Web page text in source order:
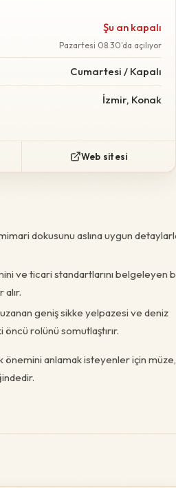
Şu an kapalı
Pazartesi 08.30'da açılıyor
Cumartesi / Kapalı
İzmir, Konak
Web sitesi
mimari dokusunu aslına uygun
ve ticari standartlarını belgeleyen
geniş sikke yelpazesi ve deniz
öncü rolünü somutlaştırır.
önemini anlamak isteyenler için müze,